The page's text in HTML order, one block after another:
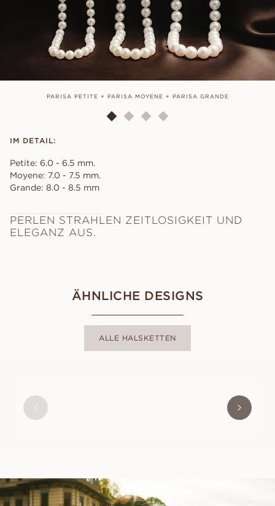
PARISA PETITE + PARISA MOYENE + PARISA GRANDE
IM DETAIL:
Petite: 6.0 - 6.5 mm.
Moyene: 7.0 - 7.5 mm.
Grande: 8.0 - 8.5 mm
PERLEN STRAHLEN ZEITLOSIGKEIT UND
ELEGANZ AUS.
ÄHNLICHE DESIGNS
ALLE HALSKETTEN